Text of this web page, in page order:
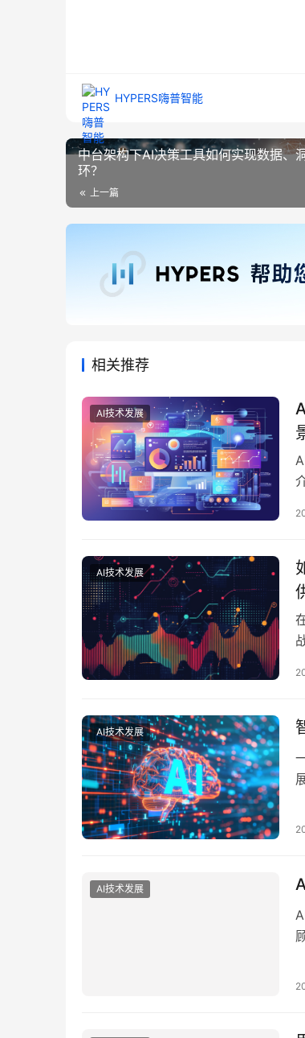
HYPERS嗨普智能
中台架构下AI决策工具如何实现数据、
环？
上一篇
相关推荐
AI技术发展
AI技术发展
AI技术发展
AI技术发展